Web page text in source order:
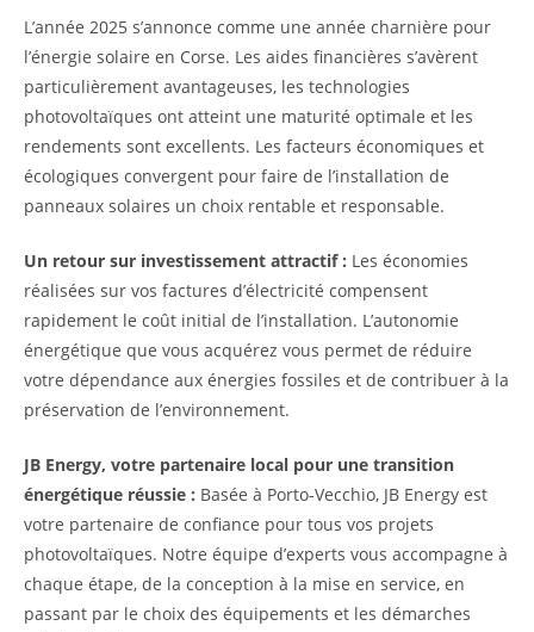
L’année 2025 s’annonce comme une année charnière pour
l’énergie solaire en Corse. Les aides financières s’avèrent
particulièrement avantageuses, les technologies
photovoltaïques ont atteint une maturité optimale et les
rendements sont excellents. Les facteurs économiques et
écologiques convergent pour faire de l’installation de
panneaux solaires un choix rentable et responsable.
Un retour sur investissement attractif : Les économies
réalisées sur vos factures d’électricité compensent
rapidement le coût initial de l’installation. L’autonomie
énergétique que vous acquérez vous permet de réduire
votre dépendance aux énergies fossiles et de contribuer à la
préservation de l’environnement.
JB Energy, votre partenaire local pour une transition
énergétique réussie : Basée à Porto-Vecchio, JB Energy est
votre partenaire de confiance pour tous vos projets
photovoltaïques. Notre équipe d’experts vous accompagne à
chaque étape, de la conception à la mise en service, en
passant par le choix des équipements et les démarches